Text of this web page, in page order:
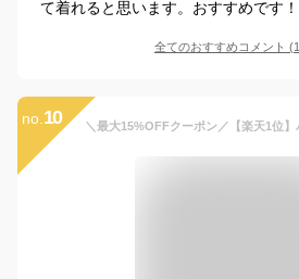
て着れると思います。おすすめです！
全てのおすすめコメント (1
no. 10